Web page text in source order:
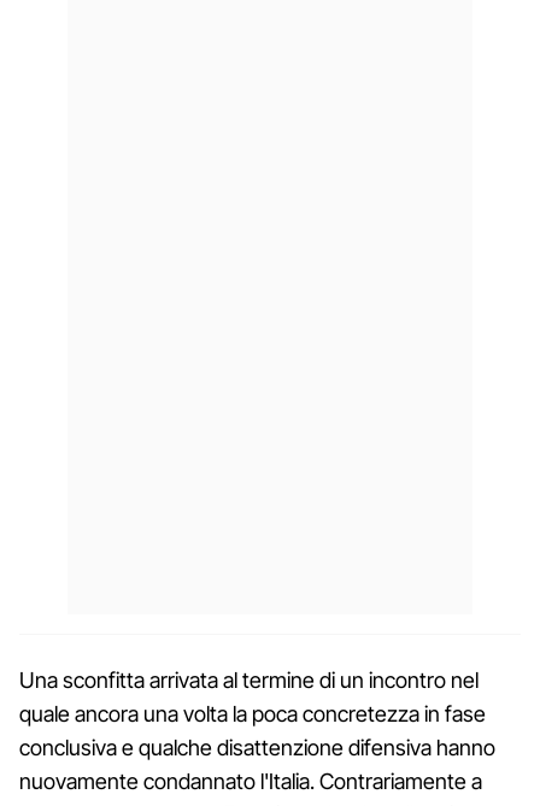
Una sconfitta arrivata al termine di un incontro nel
quale ancora una volta la poca concretezza in fase
conclusiva e qualche disattenzione difensiva hanno
nuovamente condannato l'Italia. Contrariamente a